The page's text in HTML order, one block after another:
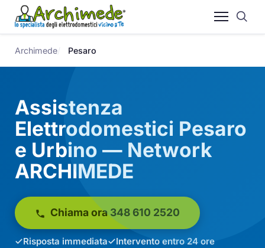
Archimede Pesaro
Assistenza
Elettrodomestici Pesaro
e Urbino — Network
ARCHIMEDE
Chiama ora 348 610 2520
Risposta immediata Intervento entro 24 ore